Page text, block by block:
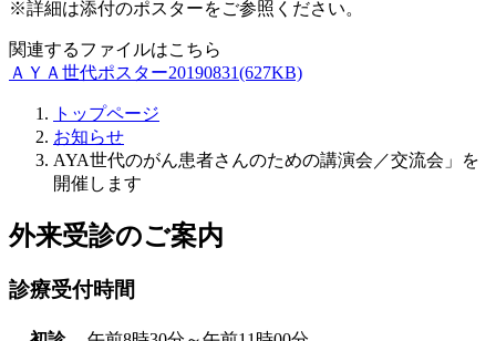
※詳細は添付のポスターをご参照ください。
関連するファイルはこちら
ＡＹＡ世代ポスター20190831(627KB)
トップページ
お知らせ
AYA世代のがん患者さんのための講演会／交流会」を
開催します
外来受診のご案内
診療受付時間